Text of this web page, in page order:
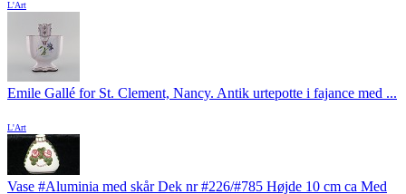
L'Art
Emile Gallé for St. Clement, Nancy. Antik urtepotte i fajance med ...
L'Art
Vase #Aluminia med skår Dek nr #226/#785 Højde 10 cm ca Med